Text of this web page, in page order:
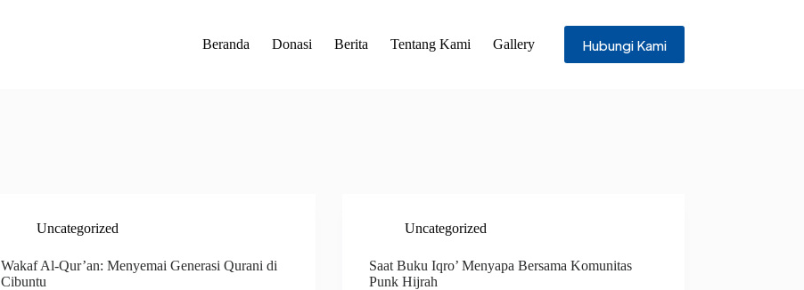
Beranda Donasi Berita Tentang Kami Gallery Hubungi Kami
Uncategorized
Wakaf Al-Qur’an: Menyemai Generasi Qurani di
Cibuntu
Uncategorized
Saat Buku Iqro’ Menyapa Bersama Komunitas
Punk Hijrah